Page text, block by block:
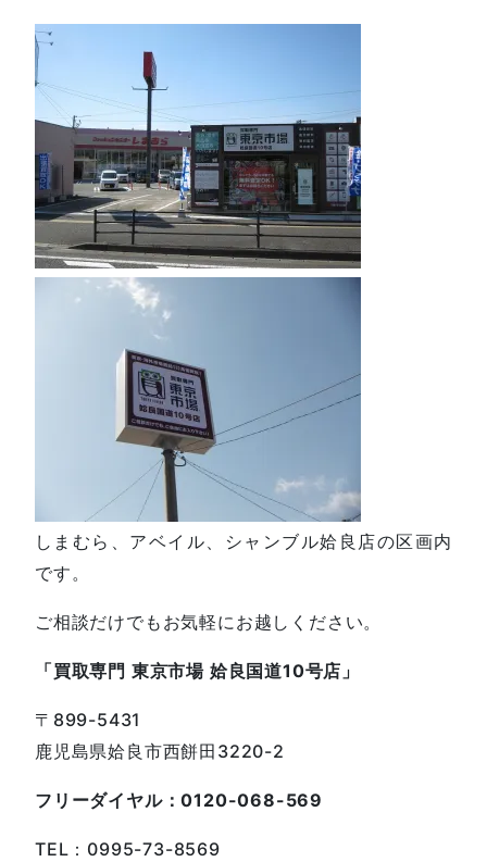
しまむら、アベイル、シャンブル姶良店の区画内
です。
ご相談だけでもお気軽にお越しください。
「買取専門 東京市場 姶良国道10号店」
〒899-5431
鹿児島県姶良市西餅田3220-2
フリーダイヤル：0120-068-569
TEL：0995-73-8569